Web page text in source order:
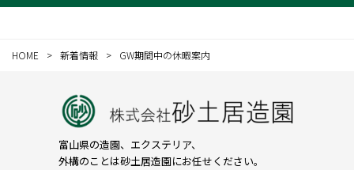
HOME 新着情報 GW期間中の休暇案内
富山県の造園、エクステリア、
外構のことは砂土居造園にお任せください。